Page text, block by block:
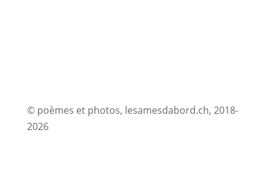
© poèmes et photos, lesamesdabord.ch, 2018-
2026